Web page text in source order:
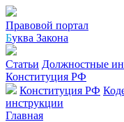
Правовой портал
Буква Закона
Статьи Должностные
Конституция РФ
Конституция РФ
инструкции
Главная